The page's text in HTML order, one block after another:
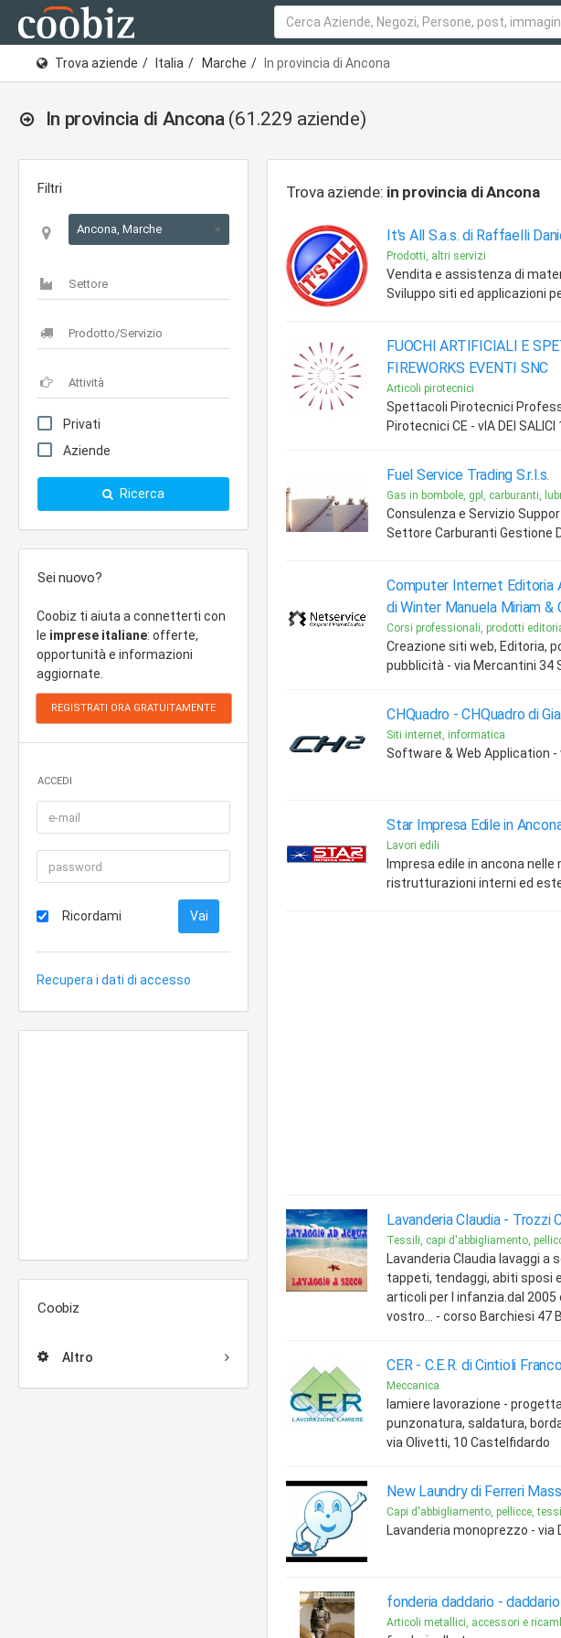
Trova aziende Italia Marche In provincia di Ancona
In provincia di Ancona (61.229 aziende)
Filtri
Ancona, Marche ×
Privati
Aziende
Ricerca
Sei nuovo?
Coobiz ti aiuta a connetterti con
le imprese italiane: offerte,
opportunità e informazioni
aggiornate.
ACCEDI
Ricordami
Recupera i dati di accesso
Coobiz
Altro
Trova aziende: in provincia di Ancona
It's All S.a.s. di Raffaelli
Prodotti, altri servizi
Vendita e assistenza di
Sviluppo siti ed applicazioni
FUOCHI ARTIFICIALI E
FIREWORKS EVENTI SNC
Articoli pirotecnici
Spettacoli Pirotecnici
Pirotecnici CE - vIA DEI
Fuel Service Trading S.r.l.s.
Gas in bombole, gpl, carburanti,
Consulenza e Servizio
Settore Carburanti Gestione
Computer Internet Editoria
di Winter Manuela Miriam &
Corsi professionali, prodotti
Creazione siti web, Editoria,
pubblicità - via Mercantini 34
CHQuadro -CHQuadro di
Siti internet, informatica
Software & Web Application
Star Impresa Edile in
Lavori edili
Impresa edile in ancona
ristrutturazioni interni ed
Lavanderia Claudia - Trozzi
Tessili, capi d'abbigliamento,
Lavanderia Claudia lavaggi a
tappeti, tendaggi, abiti sposi
articoli per l infanzia.dal
vostro... - corso Barchiesi 47
CER - C.E.R. di Cintioli
Meccanica
lamiere lavorazione -
punzonatura, saldatura,
via Olivetti, 10 Castelfidardo
New Laundry di Ferreri
Capi d'abbigliamento, pellicce,
Lavanderia monoprezzo - via
fonderia daddario -daddario
Articoli metallici, accessori e